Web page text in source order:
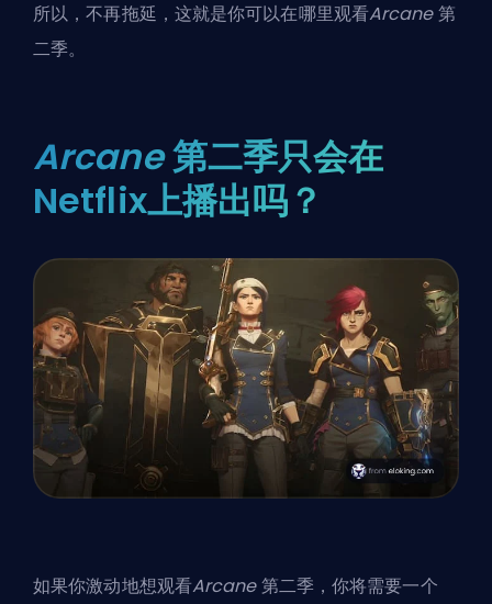
所以，不再拖延，这就是你可以在哪里观看Arcane第
二季。
Arcane第二季只会在
Netflix上播出吗？
如果你激动地想观看Arcane第二季，你将需要一个